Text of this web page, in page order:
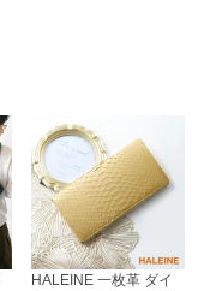
HALEINE 一枚革 ダイ